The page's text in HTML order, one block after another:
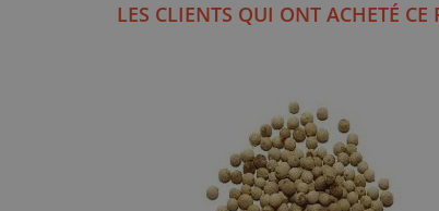
LES CLIENTS QUI ONT ACHETÉ